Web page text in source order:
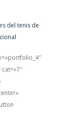
del tenis de